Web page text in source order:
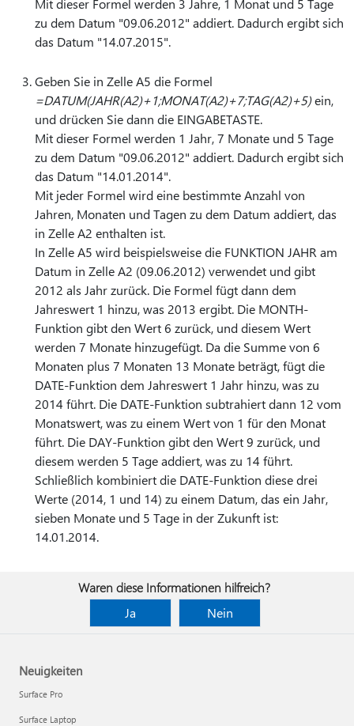
Mit dieser Formel werden 3 Jahre, 1 Monat und 5 Tage
zu dem Datum "09.06.2012" addiert. Dadurch ergibt sich
das Datum "14.07.2015".
Geben Sie in Zelle A5 die Formel
=DATUM(JAHR(A2)+1;MONAT(A2)+7;TAG(A2)+5)ein,
und drücken Sie dann die EINGABETASTE.
Mit dieser Formel werden 1 Jahr, 7 Monate und 5 Tage
zu dem Datum "09.06.2012" addiert. Dadurch ergibt sich
das Datum "14.01.2014".
Mit jeder Formel wird eine bestimmte Anzahl von
Jahren, Monaten und Tagen zu dem Datum addiert, das
in Zelle A2 enthalten ist.
In Zelle A5 wird beispielsweise die FUNKTION JAHR am
Datum in Zelle A2 (09.06.2012) verwendet und gibt
2012 als Jahr zurück. Die Formel fügt dann dem
Jahreswert 1 hinzu, was 2013 ergibt. Die MONTH-
Funktion gibt den Wert 6 zurück, und diesem Wert
werden 7 Monate hinzugefügt. Da die Summe von 6
Monaten plus 7 Monaten 13 Monate beträgt, fügt die
DATE-Funktion dem Jahreswert 1 Jahr hinzu, was zu
2014 führt. Die DATE-Funktion subtrahiert dann 12 vom
Monatswert, was zu einem Wert von 1 für den Monat
führt. Die DAY-Funktion gibt den Wert 9 zurück, und
diesem werden 5 Tage addiert, was zu 14 führt.
Schließlich kombiniert die DATE-Funktion diese drei
Werte (2014, 1 und 14) zu einem Datum, das ein Jahr,
sieben Monate und 5 Tage in der Zukunft ist:
14.01.2014.
Waren diese Informationen hilfreich?
Ja
Nein
Neuigkeiten
Surface Pro
Surface Laptop